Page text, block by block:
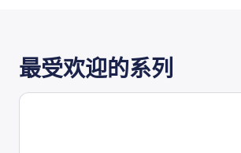
最受欢迎的系列